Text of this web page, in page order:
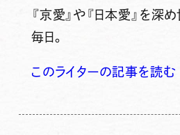
『京愛』や『日本愛』を深
毎日。
このライターの記事を読む